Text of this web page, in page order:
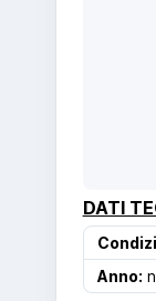
DATI
Anno: